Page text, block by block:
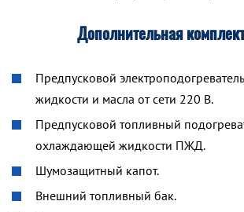
Дополнительная
Предпусковой
жидкости и масла от сети 220 В.
Предпусковой топливный
охлаждающей жидкости ПЖД.
Шумозащитный капот.
Внешний топливный бак.